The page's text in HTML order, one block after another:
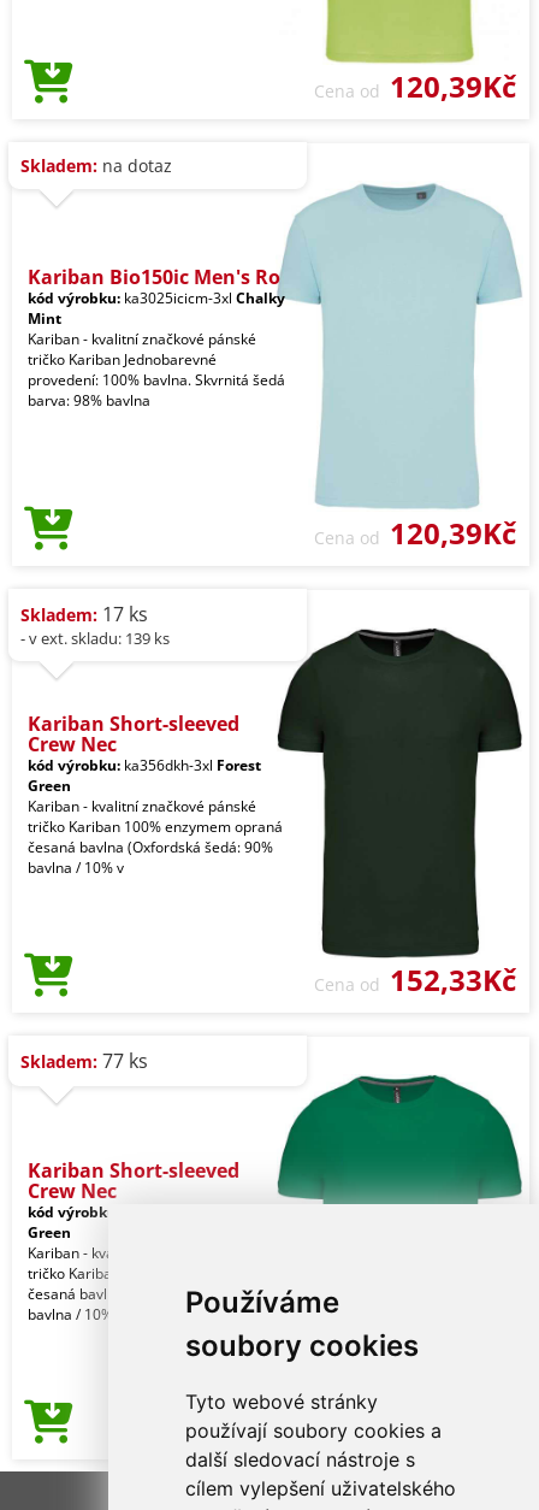
Používáme
soubory cookies
Tyto webové stránky
používají soubory cookies a
další sledovací nástroje s
cílem vylepšení uživatelského
Cena od 120,39Kč
Skladem: na dotaz
Kariban Bio150ic Men's Ro
kód výrobku: ka3025icicm-3xl Chalky
Mint
Kariban - kvalitní značkové pánské
tričko Kariban Jednobarevné
provedení: 100% bavlna. Skvrnitá šedá
barva: 98% bavlna
Cena od 120,39Kč
Skladem: 17 ks
- v ext. skladu: 139 ks
Kariban Short-sleeved
Crew Nec
kód výrobku: ka356dkh-3xl Forest
Green
Kariban - kvalitní značkové pánské
tričko Kariban 100% enzymem opraná
česaná bavlna (Oxfordská šedá: 90%
bavlna / 10% v
Cena od 152,33Kč
Skladem: 77 ks
Kariban Short-sleeved
Crew Nec
kód výrobku:
Green
Kariban - kvalitní značkové pánské
tričko Kariban 100% enzymem opraná
česaná bavlna (Oxfordská šedá: 90%
bavlna / 10% v
Cena od152,33Kč